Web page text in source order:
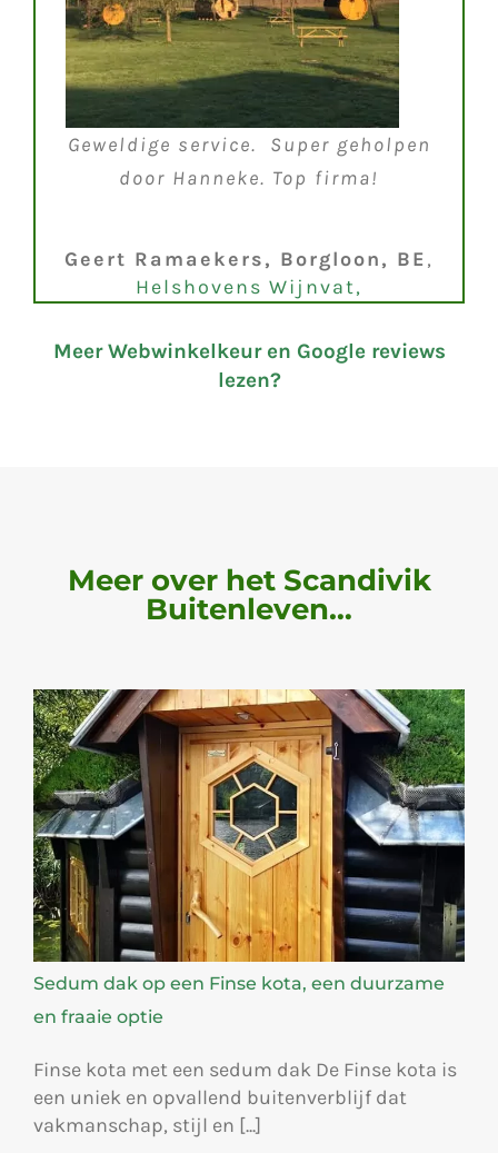
Geweldige service. Super geholpen
door Hanneke. Top firma!
Geert Ramaekers, Borgloon, BE ,
Helshovens Wijnvat,
Meer Webwinkelkeur en Google reviews
lezen?
Meer over het Scandivik
Buitenleven…
Sedum dak op een Finse kota, een duurzame
en fraaie optie
Finse kota met een sedum dak De Finse kota is
een uniek en opvallend buitenverblijf dat
vakmanschap, stijl en [...]